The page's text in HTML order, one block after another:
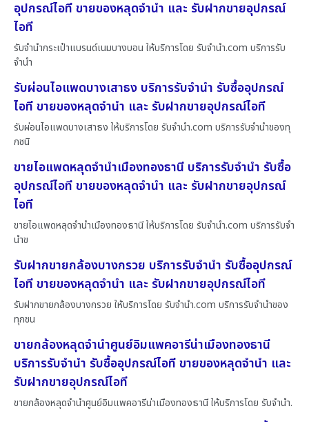
อุปกรณ์ไอที ขายของหลุดจำนำ และ รับฝากขายอุปกรณ์
ไอที
รับจำนำกระเป๋าแบรนด์เนมบางบอน ให้บริการโดย รับจํานํา.com บริการรับ
จำนำ
รับผ่อนไอแพดบางเสาธง บริการรับจำนำ รับซื้ออุปกรณ์
ไอที ขายของหลุดจำนำ และ รับฝากขายอุปกรณ์ไอที
รับผ่อนไอแพดบางเสาธง ให้บริการโดย รับจํานํา.com บริการรับจำนำของทุ
กชนิ
ขายไอแพดหลุดจำนำเมืองทองธานี บริการรับจำนำ รับซื้อ
อุปกรณ์ไอที ขายของหลุดจำนำ และ รับฝากขายอุปกรณ์
ไอที
ขายไอแพดหลุดจำนำเมืองทองธานี ให้บริการโดย รับจํานํา.com บริการรับจำ
นำข
รับฝากขายกล้องบางกรวย บริการรับจำนำ รับซื้ออุปกรณ์
ไอที ขายของหลุดจำนำ และ รับฝากขายอุปกรณ์ไอที
รับฝากขายกล้องบางกรวย ให้บริการโดย รับจํานํา.com บริการรับจำนำของ
ทุกชน
ขายกล้องหลุดจำนำศูนย์อิมแพคอารีน่าเมืองทองธานี
บริการรับจำนำ รับซื้ออุปกรณ์ไอที ขายของหลุดจำนำ และ
รับฝากขายอุปกรณ์ไอที
ขายกล้องหลุดจำนำศูนย์อิมแพคอารีน่าเมืองทองธานี ให้บริการโดย รับจํานํา.